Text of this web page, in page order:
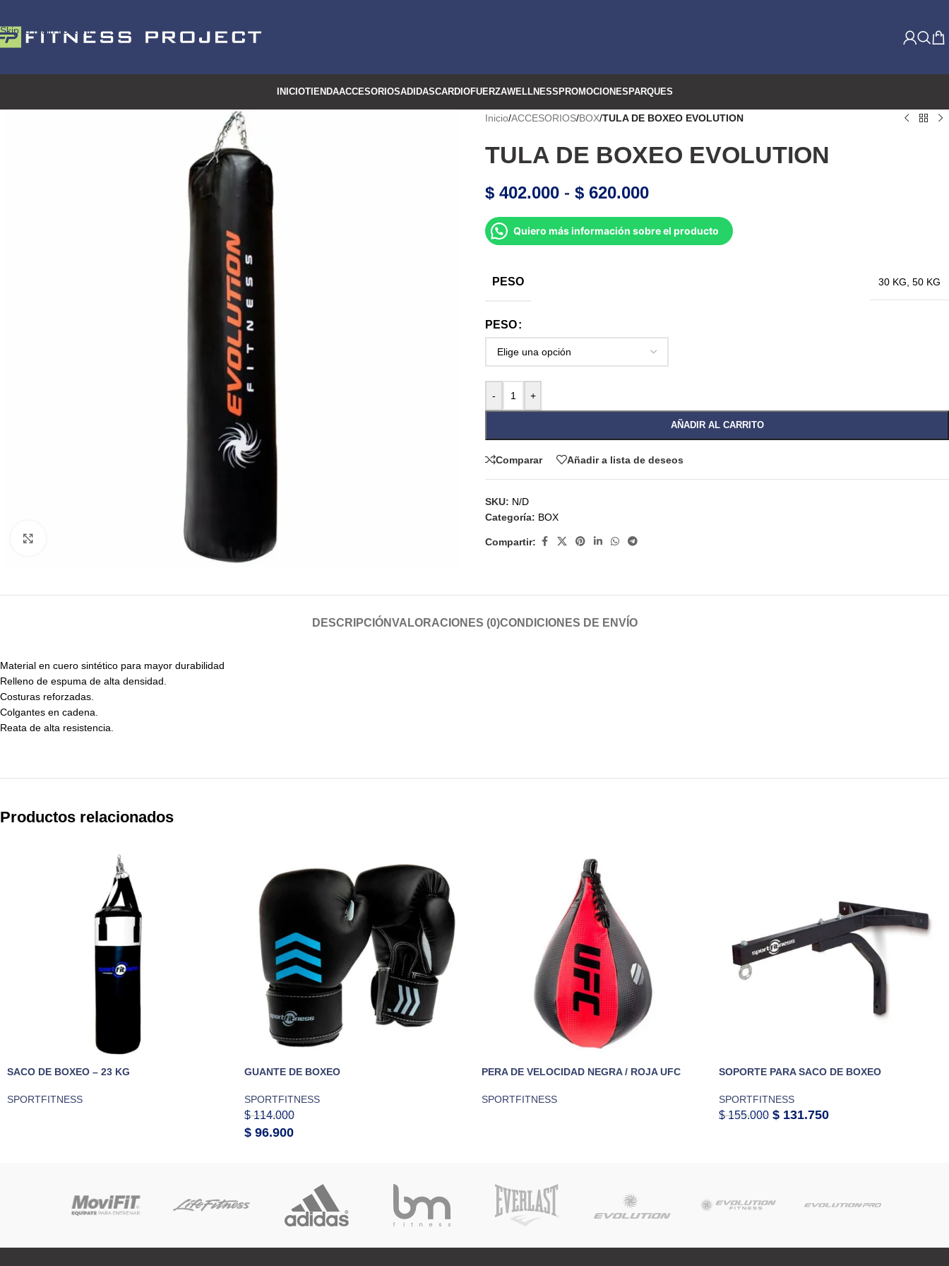
Skip to main content
INICIOTIENDAACCESORIOSADIDASCARDIOFUERZAWELLNESS PROMOCIONES PARQUES
Inicio/ACCESORIOS/BOX/TULA DE BOXEO EVOLUTION
TULA DE BOXEO EVOLUTION
$ 402.000 - $ 620.000
Quiero más información sobre el producto
PESO 30 KG 50 KG
PESO
- +
AÑADIR AL CARRITO
Comparar Añadir a lista de deseos
SKU: N/D
Categoría: BOX
Compartir:
DESCRIPCIÓNVALORACIONES (0)CONDICIONES DE ENVÍO
Material en cuero sintético para mayor durabilidad
Relleno de espuma de alta densidad.
Costuras reforzadas.
Colgantes en cadena.
Reata de alta resistencia.
Productos relacionados
SACO DE BOXEO – 23 KG
SPORTFITNESS
GUANTE DE BOXEO
SPORTFITNESS
$114.000
$ 96.900
PERA DE VELOCIDAD NEGRA / ROJA UFC
SPORTFITNESS
SOPORTE PARA SACO DE BOXEO
SPORTFITNESS
$155.000 $ 131.750